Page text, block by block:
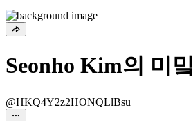
Seonho Kim의 미밐
@HKQ4Y2z2HONQLlBsu